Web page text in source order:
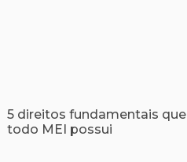
5 direitos fundamentais que
todo MEI possui